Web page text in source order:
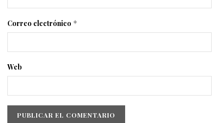
Correo electrónico *
Web